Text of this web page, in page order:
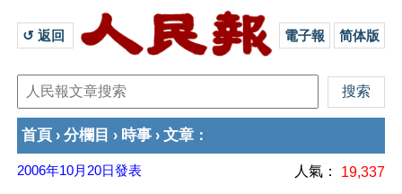
↺ 返回 電子報 简体版
首頁 › 分欄目 › 時事 › 文章 ：
2006年10月20日發表 人氣： 19,337